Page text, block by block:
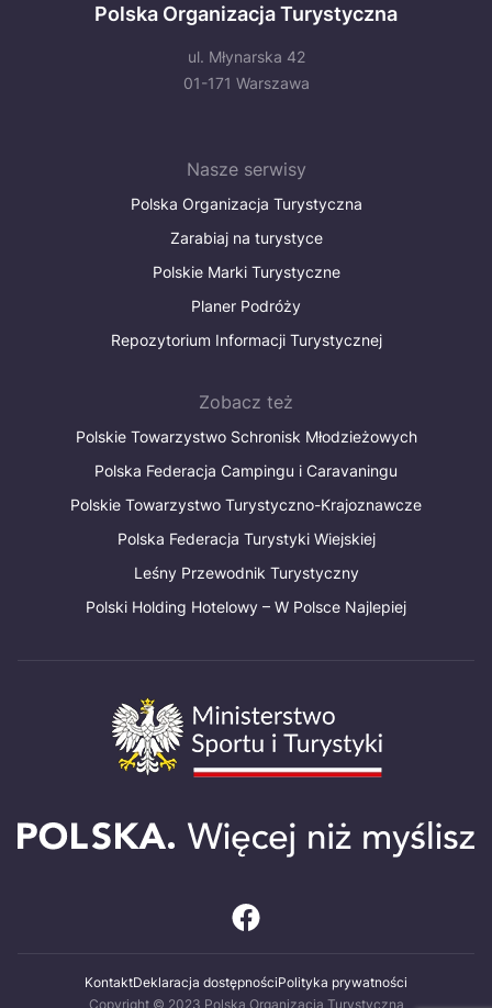
Polska Organizacja Turystyczna
ul. Młynarska 42
01-171 Warszawa
Nasze serwisy
Polska Organizacja Turystyczna
Zarabiaj na turystyce
Polskie Marki Turystyczne
Planer Podróży
Repozytorium Informacji Turystycznej
Zobacz też
Polskie Towarzystwo Schronisk Młodzieżowych
Polska Federacja Campingu i Caravaningu
Polskie Towarzystwo Turystyczno-Krajoznawcze
Polska Federacja Turystyki Wiejskiej
Leśny Przewodnik Turystyczny
Polski Holding Hotelowy – W Polsce Najlepiej
KontaktDeklaracja dostępnościPolityka prywatności
Copyright © 2023 Polska Organizacja Turystyczna